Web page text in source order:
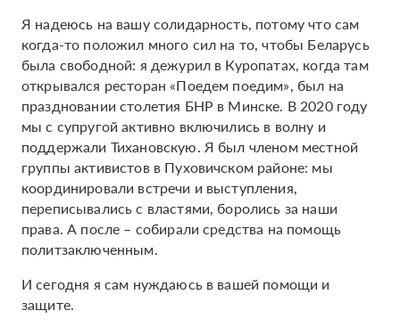
Я надеюсь на вашу солидарность, потому что сам
когда-то положил много сил на то, чтобы Беларусь
была свободной: я дежурил в Куропатах, когда там
открывался ресторан «Поедем поедим», был на
праздновании столетия БНР в Минске. В 2020 году
мы с супругой активно включились в волну и
поддержали Тихановскую. Я был членом местной
группы активистов в Пуховичском районе: мы
координировали встречи и выступления,
переписывались с властями, боролись за наши
права. А после – собирали средства на помощь
политзаключенным.
И сегодня я сам нуждаюсь в вашей помощи и
защите.